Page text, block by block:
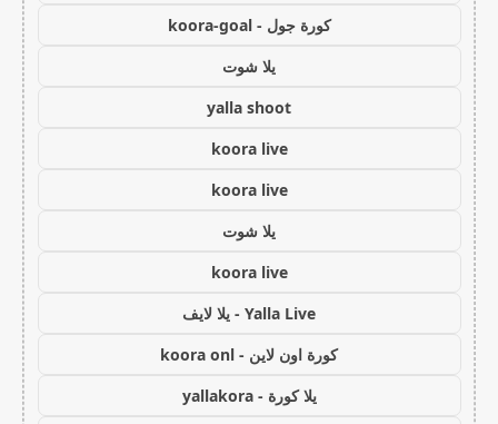
كورة جول - koora-goal
يلا شوت
yalla shoot
koora live
koora live
يلا شوت
koora live
Yalla Live - يلا لايف
كورة اون لاين - koora onl
يلا كورة - yallakora